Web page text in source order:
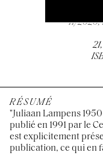
11/
RÉSUMÉ
"Juliaan Lampens
publié en 1991 par le
est explicitement
publication, ce qui en